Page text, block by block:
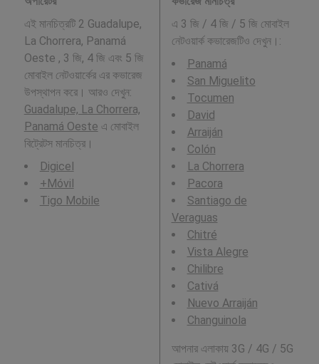
এই মানচিত্রটি 2 Guadalupe,
La Chorrera, Panamá
Oeste , 3 জি, 4 জি এবং 5 জি
মোবাইল নেটওয়ার্কের এর কভারেজ
উপস্থাপন করে। আরও দেখুন:
Guadalupe, La Chorrera,
Panamá Oeste এ মোবাইল
বিট্রেটস মানচিত্র।
Digicel
+Móvil
Tigo Mobile
এ 3 জি / 4 জি / 5 জি মোবাইল
নেটওয়ার্ক কভারেজটিও দেখুন।:
Panamá
San Miguelito
Tocumen
David
Arraiján
Colón
La Chorrera
Pacora
Santiago de
Veraguas
Chitré
Vista Alegre
Chilibre
Cativá
Nuevo Arraiján
Changuinola
আপনার এলাকায় 3G / 4G / 5G